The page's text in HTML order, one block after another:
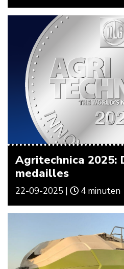
Agritechnica 2025:
medailles
22-09-2025 | 4 minuten